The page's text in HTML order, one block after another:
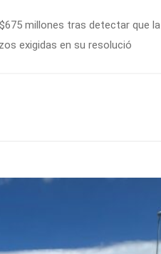
millones tras detectar que la
exigidas en su resolució